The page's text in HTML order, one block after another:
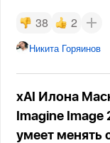
38 2
Никита Горяинов
xAI Илона
Imagine Image
умеет менять